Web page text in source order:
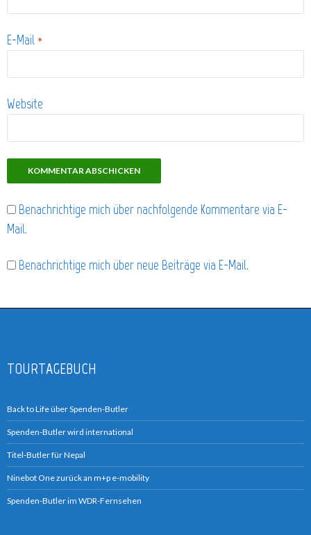
E-Mail*
Website
Benachrichtige mich über nachfolgende Kommentare via E-
Mail.
Benachrichtige mich über neue Beiträge via E-Mail.
TOURTAGEBUCH
Back to Life über Spenden-Butler
Spenden-Butler wird international
Titel-Butler für Nepal
Ninebot One zurück an m+p e-mobility
Spenden-Butler im WDR-Fernsehen